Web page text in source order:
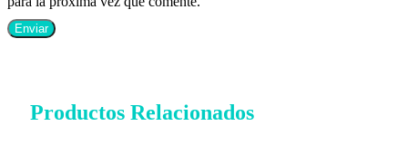
Productos Relacionados